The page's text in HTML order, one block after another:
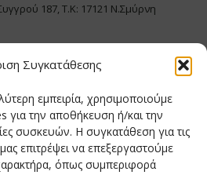
Συγκατάθεσης
εμπειρία, χρησιμοποιούμε
για την αποθήκευση ή/και την
συσκευών. Η συγκατάθεση για τις
επιτρέψει να επεξεργαστούμε
όπως συμπεριφορά
187, Τ.Κ: 17121 Ν.Σμύρνη
Πρόσωπο: Θεόδωρος Δημητριάδης
Μαίρη
Δημητριάδης